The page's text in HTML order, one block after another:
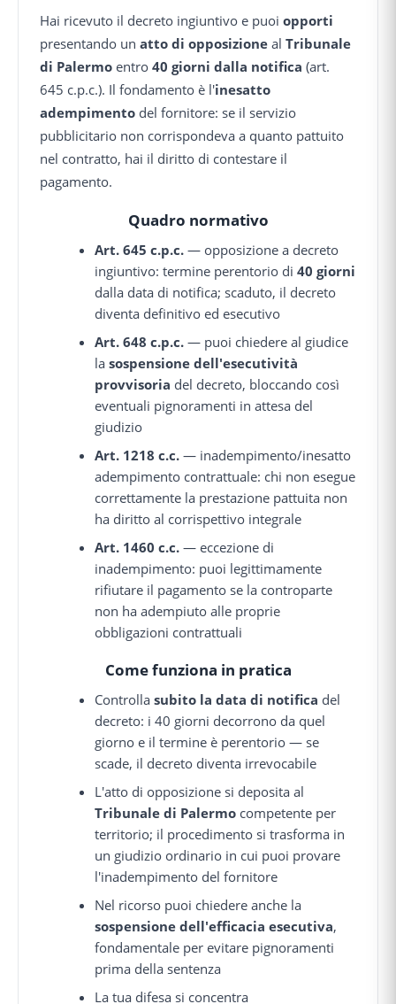
Hai ricevuto il decreto ingiuntivo e puoi opporti
presentando un atto di opposizione al Tribunale
di Palermo entro 40 giorni dalla notifica (art.
645 c.p.c.). Il fondamento è l'inesatto
adempimento del fornitore: se il servizio
pubblicitario non corrispondeva a quanto pattuito
nel contratto, hai il diritto di contestare il
pagamento.
Quadro normativo
Art. 645 c.p.c. — opposizione a decreto
ingiuntivo: termine perentorio di40 giorni
dalla data di notifica; scaduto, il decreto
diventa definitivo ed esecutivo
Art. 648 c.p.c. — puoi chiedere al giudice
lasospensione dell'esecutività
provvisoria del decreto, bloccando così
eventuali pignoramenti in attesa del
giudizio
Art. 1218 c.c. — inadempimento/inesatto
adempimento contrattuale: chi non esegue
correttamente la prestazione pattuita non
ha diritto al corrispettivo integrale
Art. 1460 c.c. — eccezione di
inadempimento: puoi legittimamente
rifiutare il pagamento se la controparte
non ha adempiuto alle proprie
obbligazioni contrattuali
Come funziona in pratica
Controllasubito la data di notifica del
decreto: i 40 giorni decorrono da quel
giorno e il termine è perentorio — se
scade, il decreto diventa irrevocabile
L'atto di opposizione si deposita al
Tribunale di Palermo competente per
territorio; il procedimento si trasforma in
un giudizio ordinario in cui puoi provare
l'inadempimento del fornitore
Nel ricorso puoi chiedere anche la
sospensione dell'efficacia esecutiva,
fondamentale per evitare pignoramenti
prima della sentenza
La tua difesa si concentra